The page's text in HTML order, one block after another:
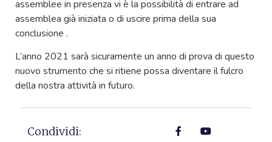
assemblee in presenza vi è la possibilità di entrare ad
assemblea già iniziata o di uscire prima della sua
conclusione .
L’anno 2021 sarà sicuramente un anno di prova di questo
nuovo strumento che si ritiene possa diventare il fulcro
della nostra attività in futuro.
Condividi: